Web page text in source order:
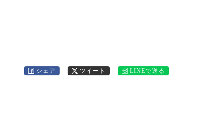
シェア ツイート LINEで送る